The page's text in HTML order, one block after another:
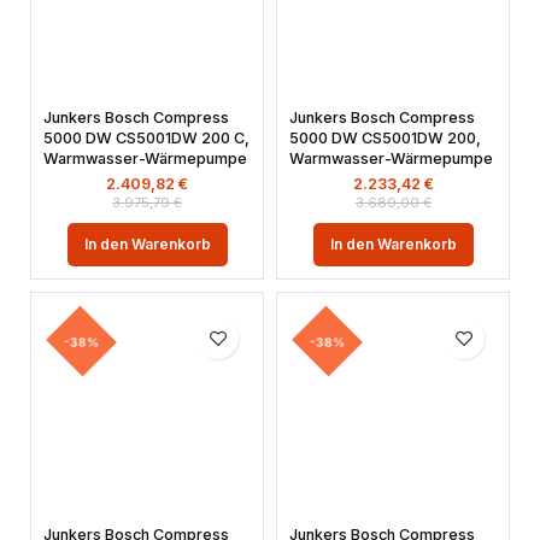
Junkers Bosch Compress
5000 DW CS5001DW 200 C,
Warmwasser-Wärmepumpe
3.975,79€
2.409,82 €
In den Warenkorb
Junkers Bosch Compress
5000 DW CS5001DW 200,
Warmwasser-Wärmepumpe
3.689,00€
2.233,42 €
In den Warenkorb
-38%
Junkers Bosch Compress
-38%
Junkers Bosch Compress